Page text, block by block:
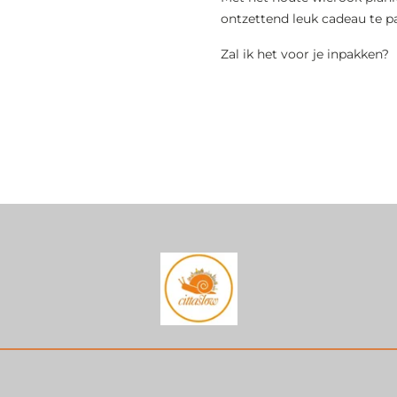
ontzettend leuk cadeau te
Zal ik het voor je inpakken?